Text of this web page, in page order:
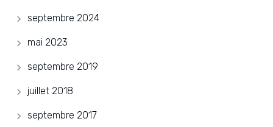
septembre 2024
mai 2023
septembre 2019
juillet 2018
septembre 2017